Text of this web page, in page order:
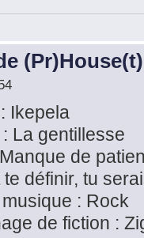
(Pr)House(t)
Ikepela
La gentillesse
de
définir, tu
: Rock
de fiction :